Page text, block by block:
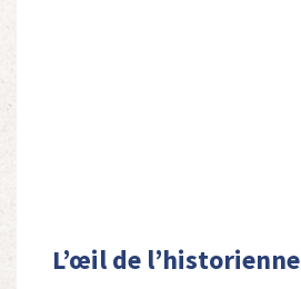
L’œil de l’historienne